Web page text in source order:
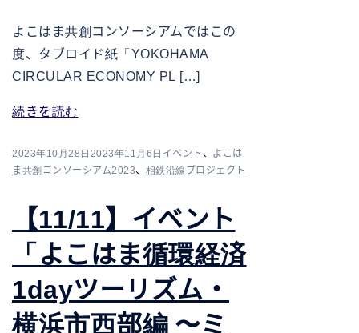
よこはま共創コンソーシアムではこの
度、タブロイド紙「YOKOHAMA
CIRCULAR ECONOMY PL […]
続きを読む
2023年10月28日 2023年11月6日 イベント、 よこは
ま共創コンソーシアム2023、 相鉄沿線プロジェクト
【11/11】イベント
「よこはま循環経済
1dayツーリズム・
横浜市西部編 〜ミ